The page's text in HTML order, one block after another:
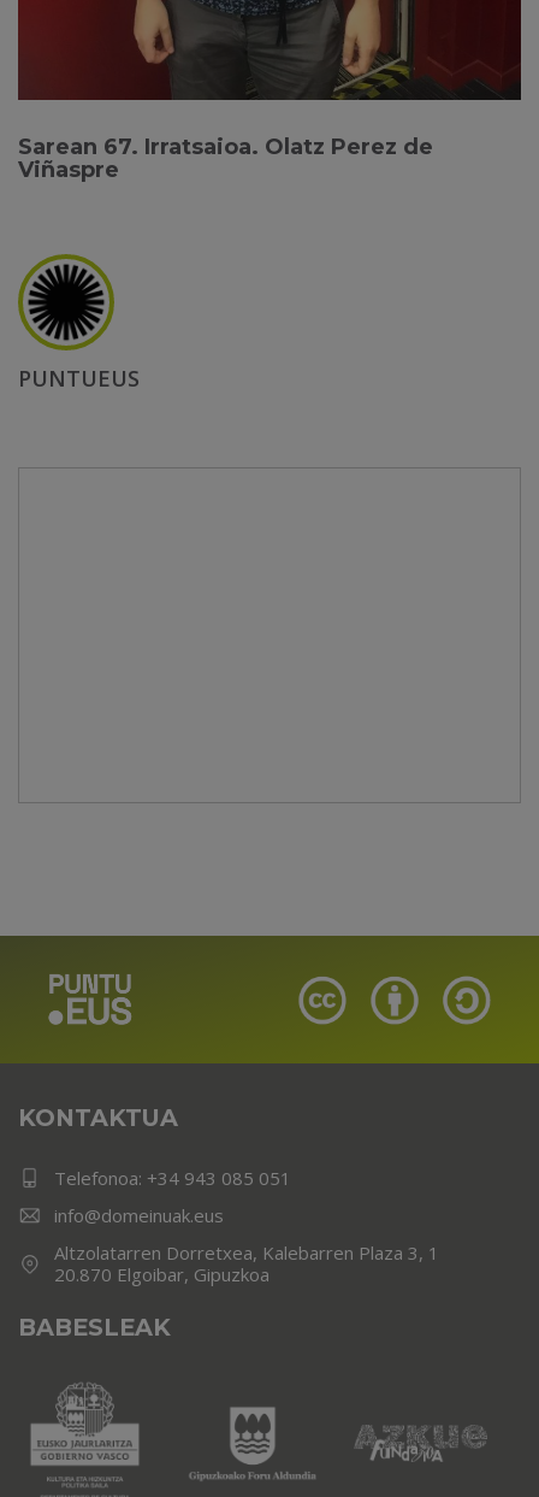
Sarean 67. Irratsaioa. Olatz Perez de
Viñaspre
PUNTUEUS
KONTAKTUA
Telefonoa: +34 943 085 051
info@domeinuak.eus
Altzolatarren Dorretxea, Kalebarren Plaza 3, 1
20.870 Elgoibar, Gipuzkoa
BABESLEAK